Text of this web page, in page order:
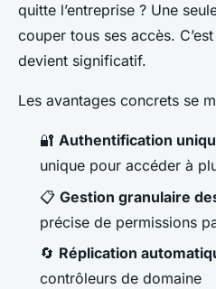
quitte l’entreprise ? Une
couper tous ses accès.
devient significatif.
Les avantages concrets se
🔐 Authentification
unique pour accéder à
📋 Gestion granulaire
précise de permissions
🔄 Réplication
contrôleurs de domaine